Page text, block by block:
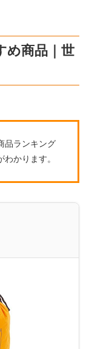
め商品｜世
品ランキング
かります。